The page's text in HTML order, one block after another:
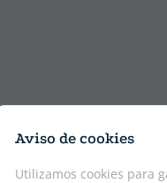
Aviso de cookies
Utilizamos cookies para